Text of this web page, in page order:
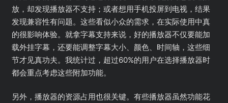
放，却发现播放器不支持；或者想用手机投屏到电视，结果
发现兼容性有问题。这些看似小众的需求，在实际使用中真
的很影响体验。就拿字幕支持来说，好的播放器不仅要能加
载外挂字幕，还要能调整字幕大小、颜色、时间轴，这些细
节才见真功夫。我统计过，超过60%的用户在选择播放器时
都会重点考虑这些附加功能。
另外，播放器的资源占用也很关键。有些播放器虽然功能花